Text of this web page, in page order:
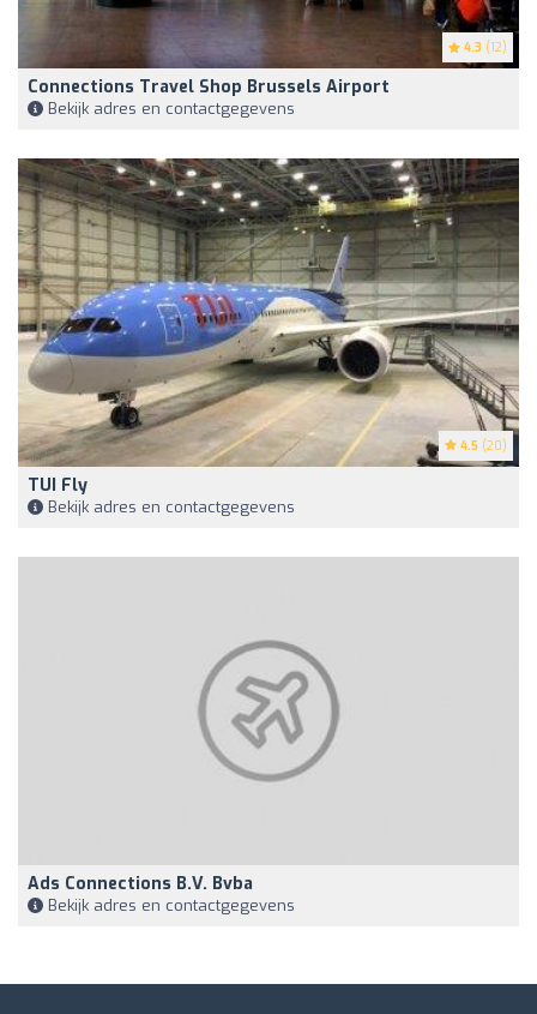
4.3 (12)
Connections Travel Shop Brussels Airport
Bekijk adres en contactgegevens
4.5 (20)
TUI Fly
Bekijk adres en contactgegevens
Ads Connections B.V. Bvba
Bekijk adres en contactgegevens